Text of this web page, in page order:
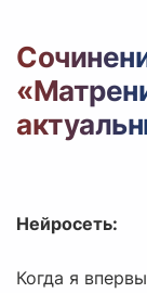
Нейросеть:
Когда я